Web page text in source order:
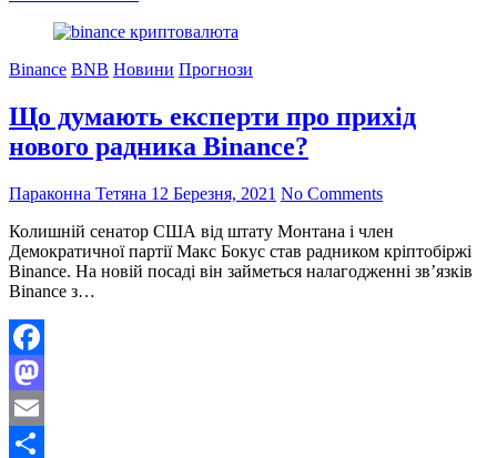
під
негативного
фону
Binance BNB Новини Прогнози
Що думають експерти про прихід
нового радника Binance?
Параконна Тетяна 12 Березня, 2021 No Comments
Колишній сенатор США від штату Монтана і член
Демократичної партії Макс Бокус став радником кріптобіржі
Binance. На новій посаді він займеться налагодженні зв’язків
Binance з…
Facebook
Mastodon
Email